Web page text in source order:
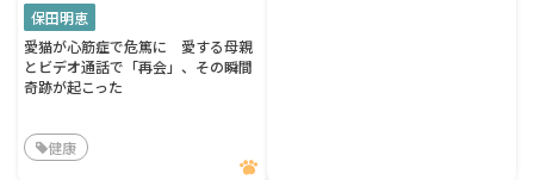
保田明恵
愛猫が心筋症で危篤に 愛する母親
とビデオ通話で「再会」、その瞬間
奇跡が起こった
健康